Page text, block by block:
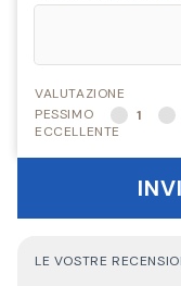
VALUTAZIONE
PESSIMO
1
ECCELLENTE
LE VOSTRE